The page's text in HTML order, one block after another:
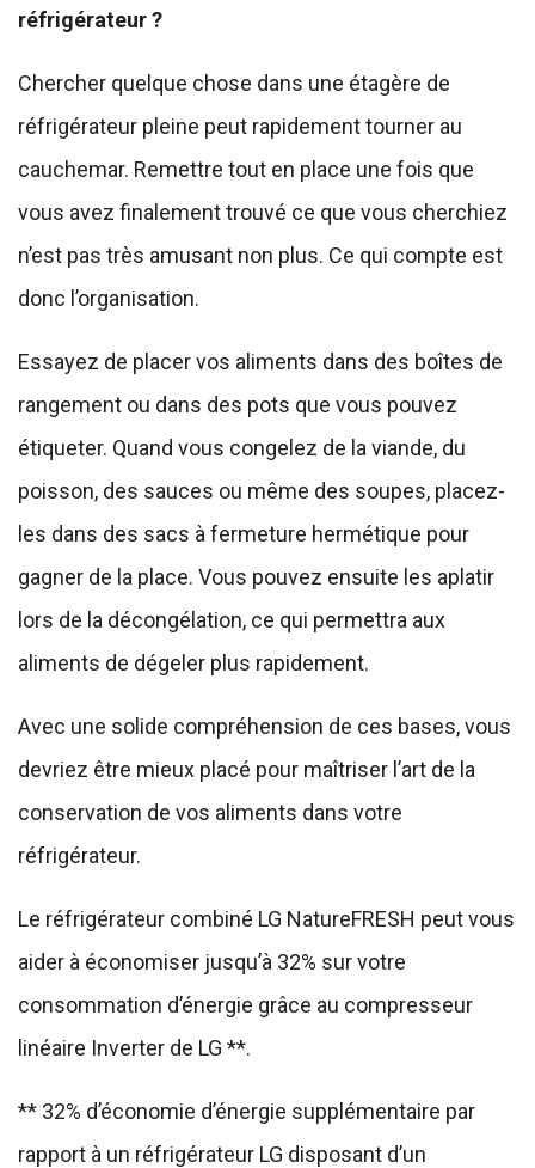
réfrigérateur ?
Chercher quelque chose dans une étagère de
réfrigérateur pleine peut rapidement tourner au
cauchemar. Remettre tout en place une fois que
vous avez finalement trouvé ce que vous cherchiez
n’est pas très amusant non plus. Ce qui compte est
donc l’organisation.
Essayez de placer vos aliments dans des boîtes de
rangement ou dans des pots que vous pouvez
étiqueter. Quand vous congelez de la viande, du
poisson, des sauces ou même des soupes, placez-
les dans des sacs à fermeture hermétique pour
gagner de la place. Vous pouvez ensuite les aplatir
lors de la décongélation, ce qui permettra aux
aliments de dégeler plus rapidement.
Avec une solide compréhension de ces bases, vous
devriez être mieux placé pour maîtriser l’art de la
conservation de vos aliments dans votre
réfrigérateur.
Le réfrigérateur combiné LG NatureFRESH peut vous
aider à économiser jusqu’à 32% sur votre
consommation d’énergie grâce au compresseur
linéaire Inverter de LG **.
** 32% d’économie d’énergie supplémentaire par
rapport à un réfrigérateur LG disposant d’un